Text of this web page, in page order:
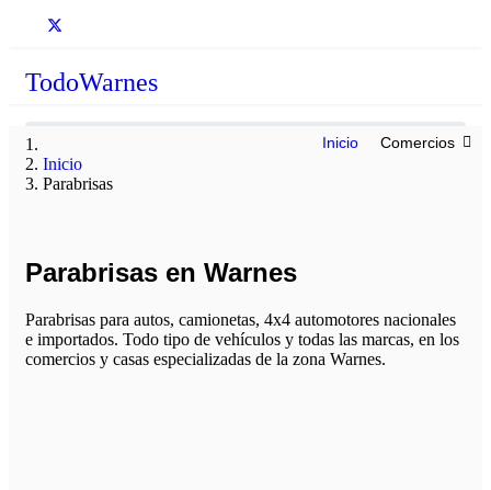
TodoWarnes
Inicio Comercios
Inicio
Parabrisas
Parabrisas en Warnes
Parabrisas para autos, camionetas, 4x4 automotores nacionales
e importados. Todo tipo de vehículos y todas las marcas, en los
comercios y casas especializadas de la zona Warnes.